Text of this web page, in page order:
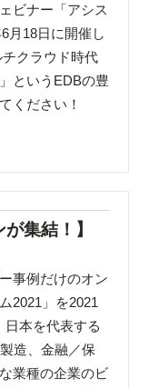
ビナー「アシス
月18日に開催し
クラウド時代
というEDBの豊
ください！
集結！】
事例だけのオン
2021」を2021
日本を代表する
造、金融／保
業種の企業のビ